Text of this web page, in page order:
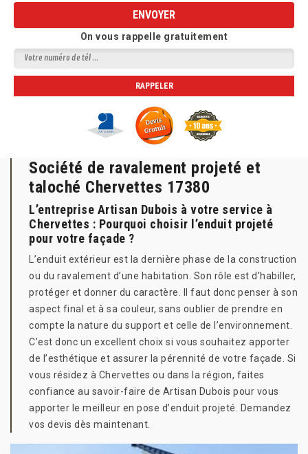
On vous rappelle gratuitement
Société de ravalement projeté et
taloché Chervettes 17380
L’entreprise Artisan Dubois à votre service à
Chervettes : Pourquoi choisir l’enduit projeté
pour votre façade ?
L’enduit extérieur est la dernière phase de la construction
ou du ravalement d’une habitation. Son rôle est d’habiller,
protéger et donner du caractère. Il faut donc penser à son
aspect final et à sa couleur, sans oublier de prendre en
compte la nature du support et celle de l’environnement.
C’est donc un excellent choix si vous souhaitez apporter
de l’esthétique et assurer la pérennité de votre façade. Si
vous résidez à Chervettes ou dans la région, faites
confiance au savoir-faire de Artisan Dubois pour vous
apporter le meilleur en pose d’enduit projeté. Demandez
vos devis dès maintenant.